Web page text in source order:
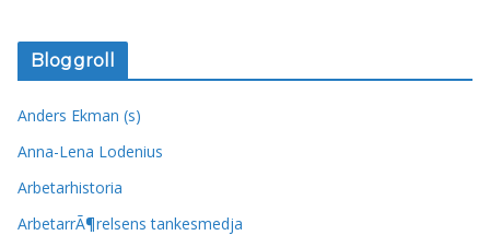
Bloggroll
Anders Ekman (s)
Anna-Lena Lodenius
Arbetarhistoria
ArbetarrÃ¶relsens tankesmedja